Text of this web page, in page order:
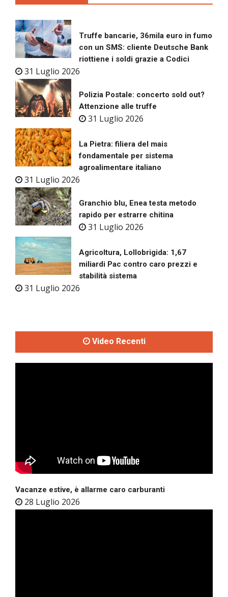
Truffe bancarie, 36mila euro in fumo
con un SMS: cliente Deutsche Bank
riottiene i soldi grazie a Codici
31 Luglio 2026
Polizia Postale: concerto sold out?
Attenzione alle truffe
31 Luglio 2026
La Pietra: filiera del mais
fondamentale per sistema
agroalimentare italiano
31 Luglio 2026
Granchio blu, Enea testa metodo
rapido per estrarre chitina
31 Luglio 2026
Agricoltura, Lollobrigida: 1,67
miliardi Pac contro caro prezzi e
stabilità sistema
31 Luglio 2026
Video Recenti
Vacanze estive, è allarme caro carburanti
28 Luglio 2026